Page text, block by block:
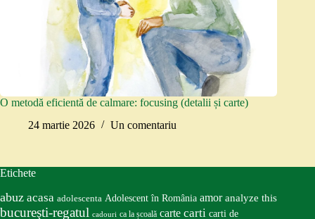
O metodă eficientă de calmare: focusing (detalii și carte)
24 martie 2026
Un comentariu
Etichete
abuz acasa adolescenta Adolescent în România amor analyze this
bucureşti-regatul cadouri ca la școală carte carti carti de